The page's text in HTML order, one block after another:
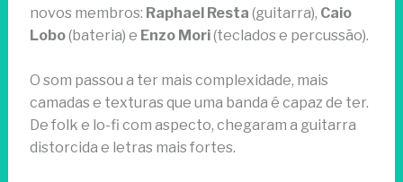
novos membros: Raphael Resta (guitarra), Caio
Lobo(bateria) e Enzo Mori(teclados e percussão).
O som passou a ter mais complexidade, mais
camadas e texturas que uma banda é capaz de ter.
De folk e lo-fi com aspecto, chegaram a guitarra
distorcida e letras mais fortes.